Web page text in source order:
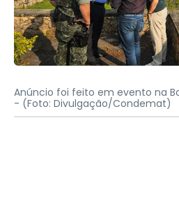
Anúncio foi feito em evento na
- (Foto: Divulgação/Condemat)